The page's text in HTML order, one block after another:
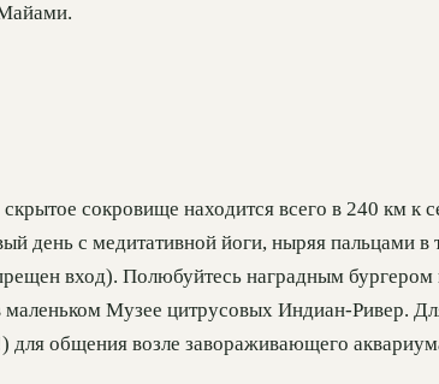
сокровище находится всего в 240 км к
с медитативной йоги, ныряя пальцами в
вход). Полюбуйтесь наградным бургером
маленьком Музее цитрусовых Индиан-Ривер.
для общения возле завораживающего